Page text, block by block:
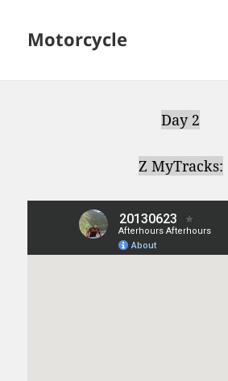
Motorcycle
Day 2
Z MyTracks: